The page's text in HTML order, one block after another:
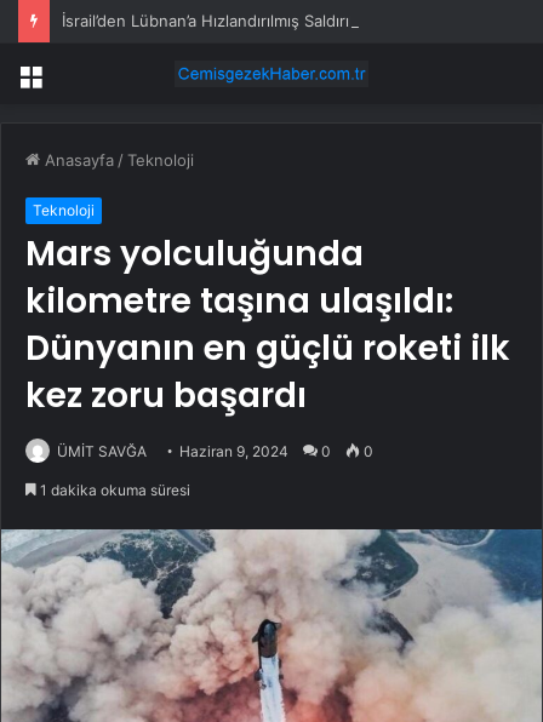
İsrail’den Lübnan’a Hızlandırılmış Saldırılar
Menü
Anasayfa /Teknoloji
Teknoloji
Mars yolculuğunda
kilometre taşına ulaşıldı:
Dünyanın en güçlü roketi ilk
kez zoru başardı
ÜMİT SAVĞA Haziran 9, 2024 0 0
1 dakika okuma süresi